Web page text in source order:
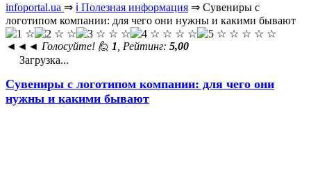
infoportal.ua ⇒ ℹ️ Полезная информация ⇒ Сувениры с
логотипом компании: для чего они нужны и какими бывают
◄◄◄ Голосуйте! 🙋 1 , Рейтинг: 5,00
Загрузка...
Сувениры с логотипом компании: для чего они
нужны и какими бывают